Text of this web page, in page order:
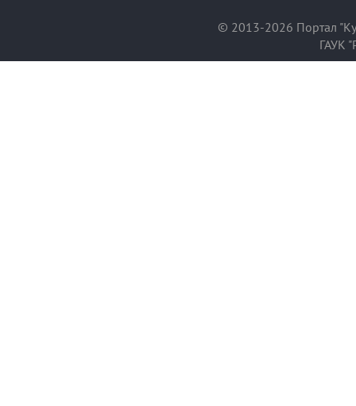
© 2013-2026 Портал
ГАУК